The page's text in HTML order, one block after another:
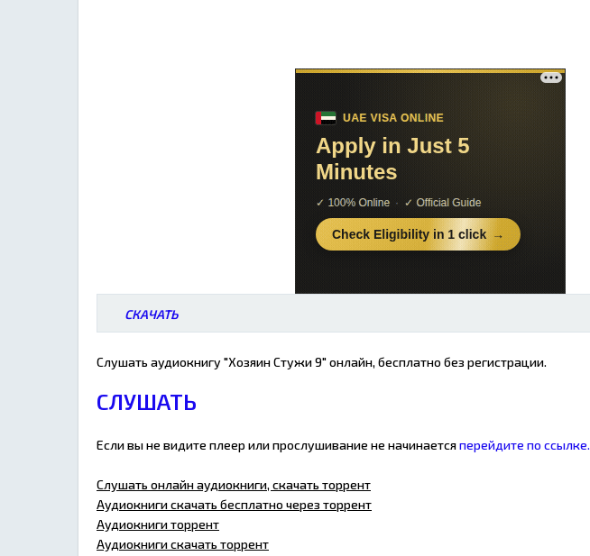
СКАЧАТЬ
Слушать аудиокнигу "Хозяин Стужи 9" онлайн, бесплатно без регистрации.
СЛУШАТЬ
Если вы не видите плеер или прослушивание не начинаетсяперейдите по ссылке.
Слушать онлайн аудиокниги, скачать торрент
Аудиокниги скачать бесплатно через торрент
Аудиокниги торрент
Аудиокниги скачать торрент